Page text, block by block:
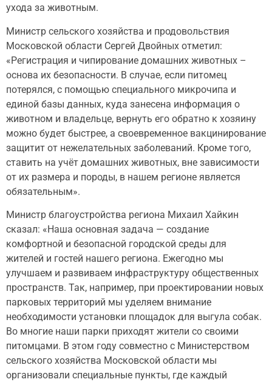
ухода за животным.
Министр сельского хозяйства и продовольствия
Московской области Сергей Двойных отметил:
«Регистрация и чипирование домашних животных –
основа их безопасности. В случае, если питомец
потерялся, с помощью специального микрочипа и
единой базы данных, куда занесена информация о
животном и владельце, вернуть его обратно к хозяину
можно будет быстрее, а своевременное вакцинирование
защитит от нежелательных заболеваний. Кроме того,
ставить на учёт домашних животных, вне зависимости
от их размера и породы, в нашем регионе является
обязательным».
Министр благоустройства региона Михаил Хайкин
сказал: «Наша основная задача — создание
комфортной и безопасной городской среды для
жителей и гостей нашего региона. Ежегодно мы
улучшаем и развиваем инфраструктуру общественных
пространств. Так, например, при проектировании новых
парковых территорий мы уделяем внимание
необходимости установки площадок для выгула собак.
Во многие наши парки приходят жители со своими
питомцами. В этом году совместно с Министерством
сельского хозяйства Московской области мы
организовали специальные пункты, где каждый